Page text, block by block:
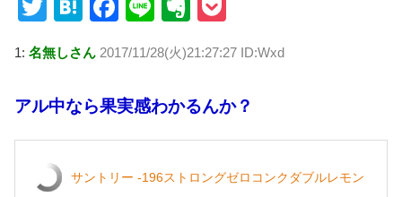
T
tt
er
H
e
n
a
F
c
e
b
o
o
Li
e
E
er
n
ot
e
ck
et
1: 名無しさん 2017/11/28(火)21:27:27 ID:Wxd
アル中なら果実感わかるんか？
サントリー -196ストロングゼロコンクダブルレモン